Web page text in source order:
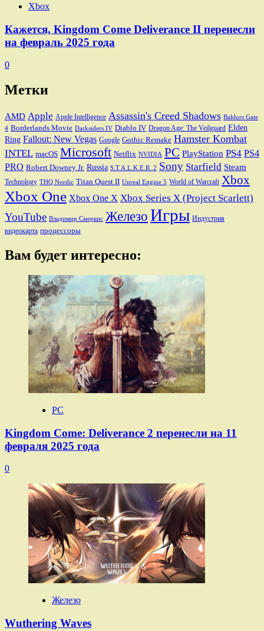
Xbox
Кажется, Kingdom Come Deliverance II перенесли
на февраль 2025 года
0
Метки
AMD Apple Apple Intelligence Assassin's Creed Shadows Baldurs Gate
4 Borderlands Movie Darksiders IV Diablo IV Dragon Age: The Veilguard Elden
Ring Fallout: New Vegas Google Gothic Remake Hamster Kombat
INTEL macOS Microsoft Netflix NVIDIA PC PlayStation PS4 PS4
PRO Robert Downey Jr. Russia S.T.A.L.K.E.R. 2 Sony Starfield Steam
Technology THQ Nordic Titan Quest II Unreal Engine 5 World of Warcraft Xbox
Xbox One Xbox One X Xbox Series X (Project Scarlett)
YouTube Владимир Смеркис ЖелезоИгры Индустрия
видеокарта процессоры
Вам будет интересно:
PC
Kingdom Come: Deliverance 2 перенесли на 11
февраля 2025 года
0
Железо
Wuthering Waves